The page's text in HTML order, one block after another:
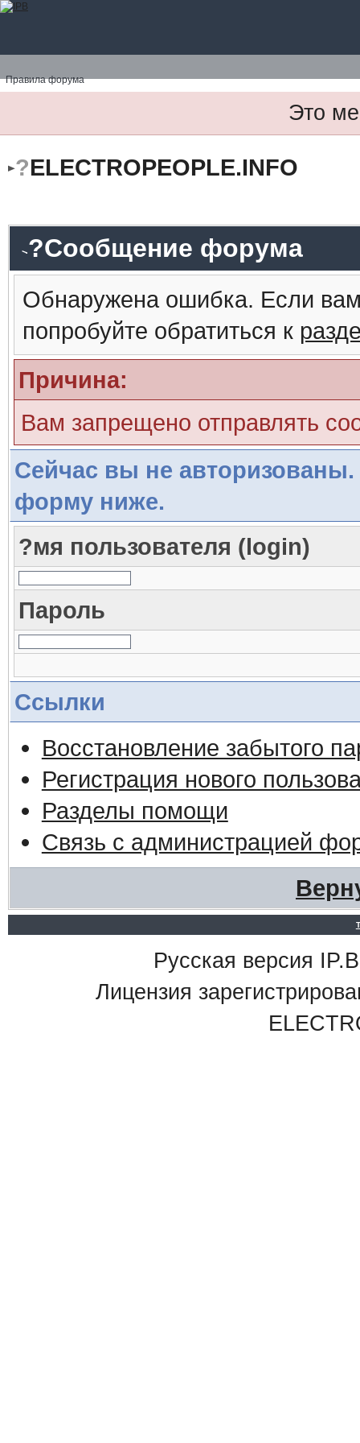
Правила форума
Это
?ELECTROPEOPLE.INFO
?Сообщение форума
Обнаружена ошибка. Если
попробуйте обратиться к
Причина:
Вам запрещено отправлять
Сейчас вы не авторизованы.
форму ниже.
?мя пользователя (login)
Пароль
Ссылки
Восстановление забытого
Регистрация нового
Разделы помощи
Связь с администрацией
Русская версия
Лицензия